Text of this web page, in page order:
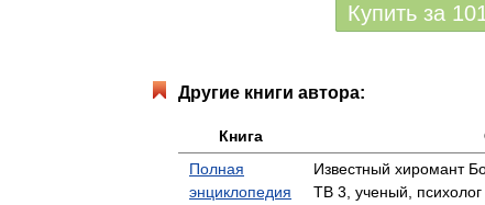
Купить за
Другие книги автора:
Книга
Полная
энциклопедия
Известный хиромант
ТВ 3, ученый,